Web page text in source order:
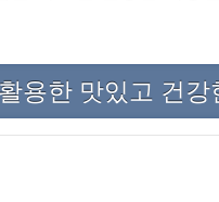
용한 맛있고 건강